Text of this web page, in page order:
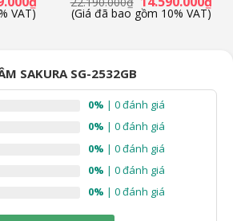
VAT) gốc
là:
(Giá đã bao gồm 10% VAT)
SAKURA SG-2532GB
0% | 0 đánh giá
0% | 0 đánh giá
0% | 0 đánh giá
0% | 0 đánh giá
0% | 0 đánh giá